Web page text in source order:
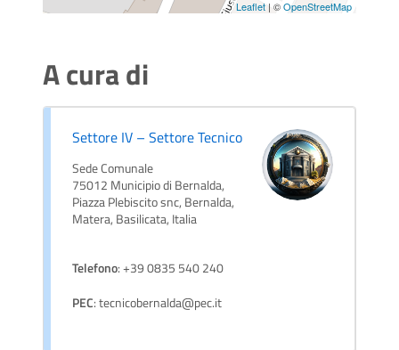
Leaflet | ©OpenStreetMap
A cura di
Settore IV – Settore Tecnico
Sede Comunale
75012 Municipio di Bernalda,
Piazza Plebiscito snc, Bernalda,
Matera, Basilicata, Italia
Telefono: +39 0835 540 240
PEC: tecnicobernalda@pec.it